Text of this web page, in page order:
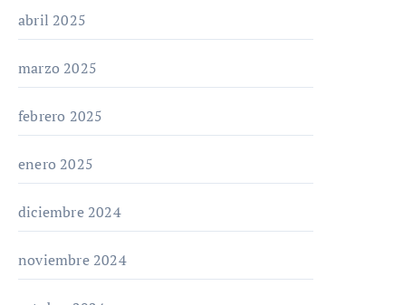
abril 2025
marzo 2025
febrero 2025
enero 2025
diciembre 2024
noviembre 2024